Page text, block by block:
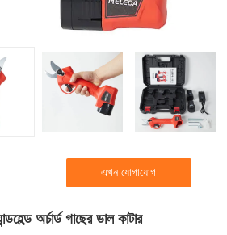
এখন যোগাযোগ
অর্চার্ড গাছের ডাল কাটার